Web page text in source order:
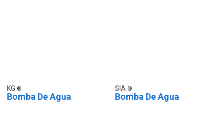
KG
Bomba De Agua
SIA
Bomba De Agua